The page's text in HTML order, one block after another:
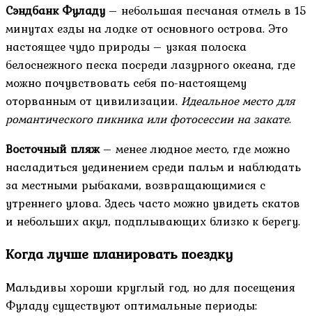
Сэндбанк Фуладу – небольшая песчаная отмель в 15
минутах езды на лодке от основного острова. Это
настоящее чудо природы – узкая полоска
белоснежного песка посреди лазурного океана, где
можно почувствовать себя по-настоящему
оторванным от цивилизации.Идеальное место для
романтического пикника или фотосессии на закате.
Восточный пляж– менее людное место, где можно
насладиться уединением среди пальм и наблюдать
за местными рыбаками, возвращающимися с
утреннего улова. Здесь часто можно увидеть скатов
и небольших акул, подплывающих близко к берегу.
Когда лучше планировать поездку
Мальдивы хороши круглый год, но для посещения
Фуладу существуют оптимальные периоды: